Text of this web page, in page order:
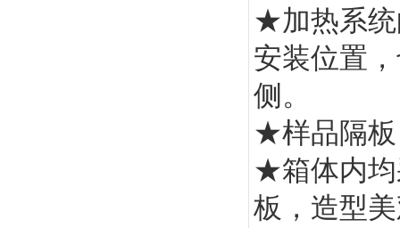
★加热系统
安装位置
侧。
★样品隔板
★箱体内均
板，造型